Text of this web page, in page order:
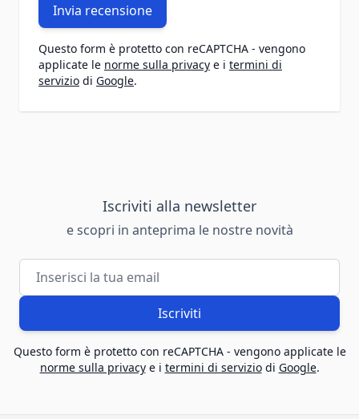
Invia recensione
Questo form è protetto con reCAPTCHA - vengono
applicate le norme sulla privacy e i termini di
servizio di Google.
Iscriviti alla newsletter
e scopri in anteprima le nostre novità
Indirizzo email
Iscriviti
Questo form è protetto con reCAPTCHA - vengono applicate le
norme sulla privacye i termini di serviziodi Google.